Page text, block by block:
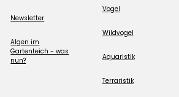
Newsletter
Algen im
Gartenteich - was
nun?
Vogel
Wildvogel
Aquaristik
Terraristik